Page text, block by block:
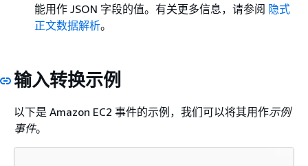
能用作 JSON 字段的值。有关更多信息，请参阅 隐式
正文数据解析。
输入转换示例
以下是 Amazon EC2 事件的示例，我们可以将其用作示例
事件。